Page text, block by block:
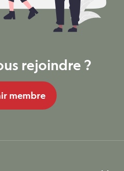
rejoindre ?
membre